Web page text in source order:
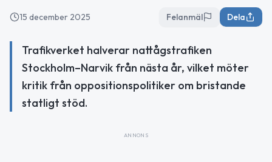
15 december 2025 Felanmäl Dela
Trafikverket halverar nattågstrafiken
Stockholm–Narvik från nästa år, vilket möter
kritik från oppositionspolitiker om bristande
statligt stöd.
ANNONS